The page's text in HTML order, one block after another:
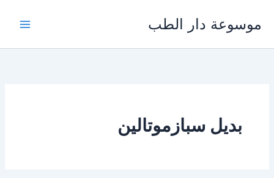
المحتوى
موسوعة دار الطب
بديل سبازموتالين